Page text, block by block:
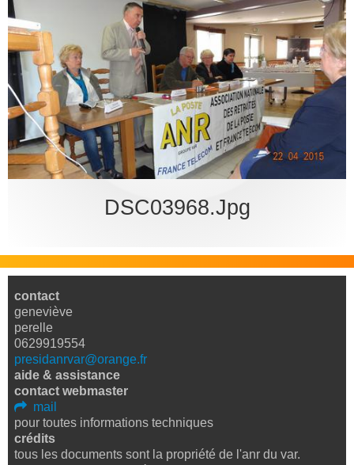
contact
pôle des retraités
bureau
DSC03968.jpg
contact
geneviève
perelle
0629919554
presidanrvar@orange.fr
aide & assistance
contact webmaster
mail
pour toutes informations techniques
crédits
tous les documents sont la propriété de l'anr du var.